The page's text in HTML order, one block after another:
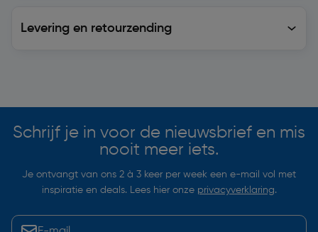
Levering en retourzending
Schrijf je in voor de nieuwsbrief en mis
nooit meer iets.
Je ontvangt van ons 2 à 3 keer per week een e-mail vol met
inspiratie en deals. Lees hier onze privacyverklaring.